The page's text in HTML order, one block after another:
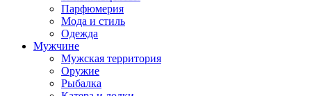
Парфюмерия
Мода и стиль
Одежда
Мужчине
Мужская территория
Оружие
Рыбалка